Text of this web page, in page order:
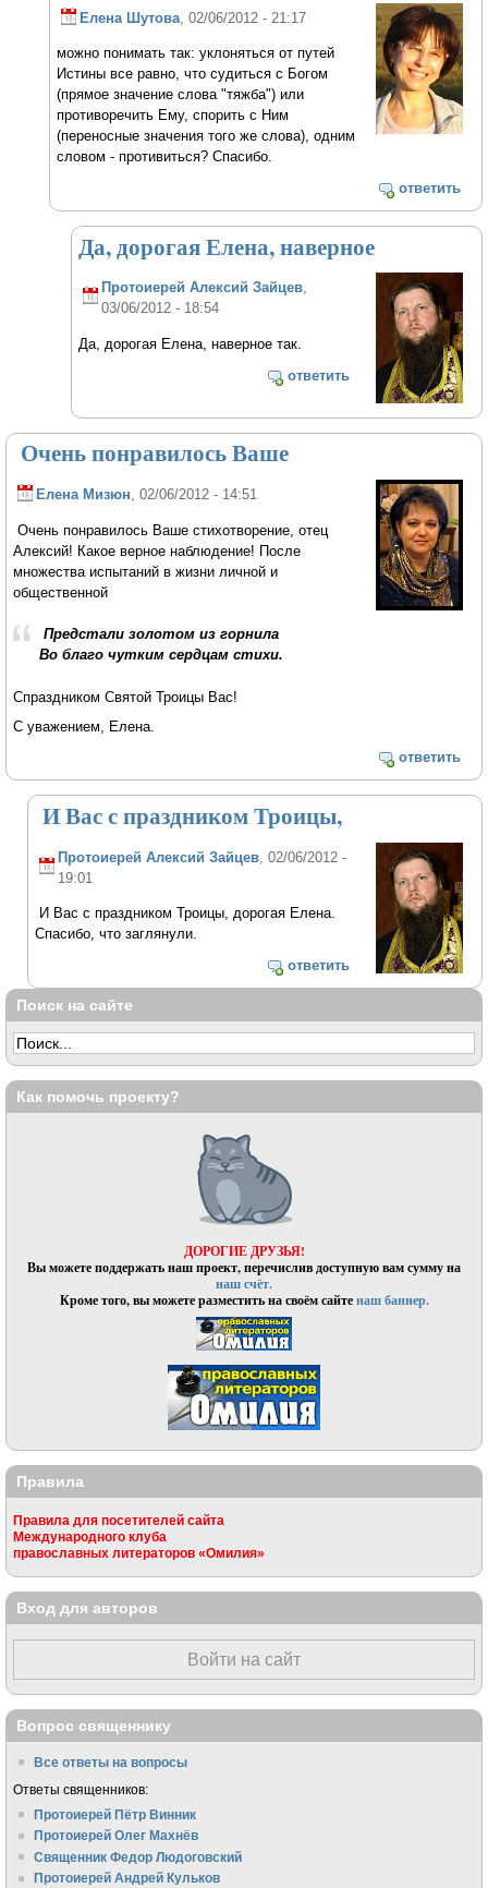
Елена Шутова , 02/06/2012 - 21:17
можно понимать так: уклоняться от путей
Истины все равно, что судиться с Богом
(прямое значение слова "тяжба") или
противоречить Ему, спорить с Ним
(переносные значения того же слова), одним
словом - противиться? Спасибо.
ответить
Да, дорогая Елена, наверное
Протоиерей Алексий Зайцев,
03/06/2012 - 18:54
Да, дорогая Елена, наверное так.
ответить
Очень понравилось Ваше
Елена Мизюн, 02/06/2012 - 14:51
Очень понравилось Ваше стихотворение, отец
Алексий! Какое верное наблюдение! После
множества испытаний в жизни личной и
общественной
Предстали золотом из горнила
Во благо чутким сердцам стихи.
Спраздником Святой Троицы Вас!
С уважением, Елена.
ответить
И Вас с праздником Троицы,
Протоиерей Алексий Зайцев , 02/06/2012 -
19:01
И Вас с праздником Троицы, дорогая Елена.
Спасибо, что заглянули.
ответить
Поиск на сайте
Как помочь проекту?
ДОРОГИЕ ДРУЗЬЯ!
Вы можете поддержать наш проект, перечислив доступную вам сумму на
наш счёт.
Кроме того, вы можете разместить на своём сайтенаш баннер.
Правила
Правила для посетителей сайта
Международного клуба
православных литераторов «Омилия»
Вход для авторов
Войти на сайт
Вопрос священнику
Все ответы на вопросы
Ответы священников:
Протоиерей Пётр Винник
Протоиерей Олег Махнёв
Священник Федор Людоговский
Протоиерей Андрей Кульков